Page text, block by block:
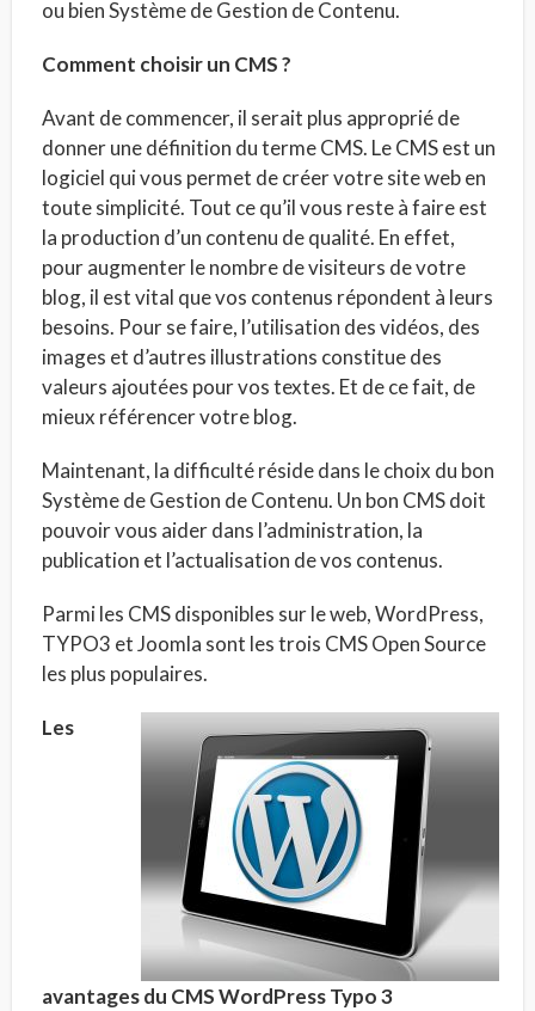
ou bien Système de Gestion de Contenu.
Comment choisir un CMS ?
Avant de commencer, il serait plus approprié de
donner une définition du terme CMS. Le CMS est un
logiciel qui vous permet de créer votre site web en
toute simplicité. Tout ce qu’il vous reste à faire est
la production d’un contenu de qualité. En effet,
pour augmenter le nombre de visiteurs de votre
blog, il est vital que vos contenus répondent à leurs
besoins. Pour se faire, l’utilisation des vidéos, des
images et d’autres illustrations constitue des
valeurs ajoutées pour vos textes. Et de ce fait, de
mieux référencer votre blog.
Maintenant, la difficulté réside dans le choix du bon
Système de Gestion de Contenu. Un bon CMS doit
pouvoir vous aider dans l’administration, la
publication et l’actualisation de vos contenus.
Parmi les CMS disponibles sur le web, WordPress,
TYPO3 et Joomla sont les trois CMS Open Source
les plus populaires.
Les
avantages du CMS WordPress Typo 3